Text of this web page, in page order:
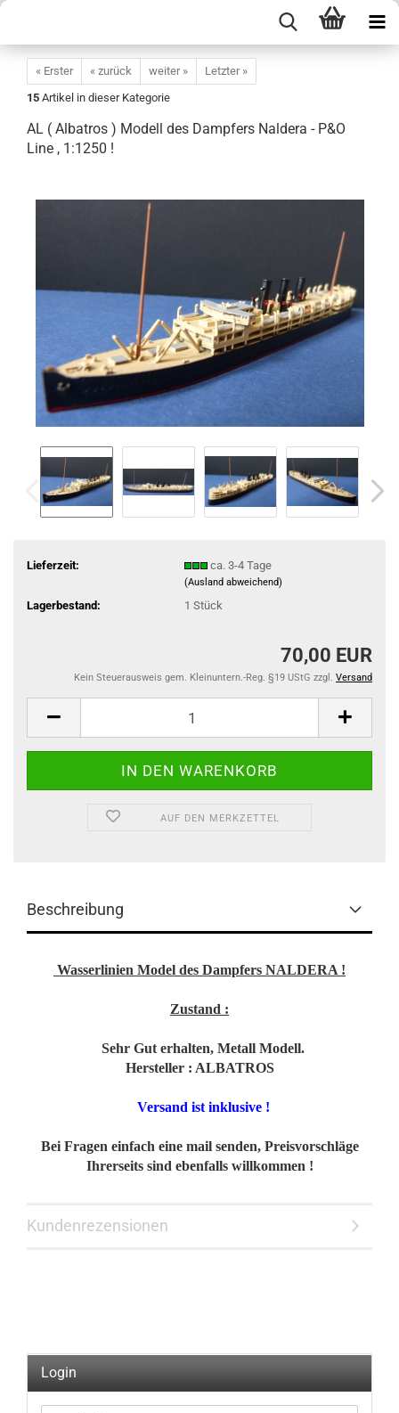
« Erster « zurück weiter »
Letzter »
15 Artikel in dieser Kategorie
AL ( Albatros ) Modell des Dampfers Naldera - P&O
Line , 1:1250 !
Lieferzeit: ca. 3-4 Tage
(Ausland abweichend)
Lagerbestand: 1 Stück
70,00 EUR
Kein Steuerausweis gem. Kleinuntern.-Reg. §19 UStG zzgl. Versand
AUF DEN MERKZETTEL
Beschreibung
Wasserlinien Model des Dampfers NALDERA !
Zustand :
Sehr Gut erhalten, Metall Modell.
Hersteller : ALBATROS
Versand ist inklusive !
Bei Fragen einfach eine mail senden, Preisvorschläge
Ihrerseits sind ebenfalls willkommen !
Kundenrezensionen
Login